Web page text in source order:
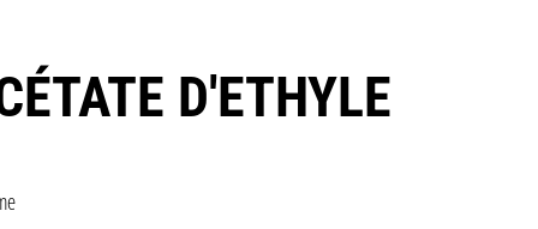
D'ETHYLE